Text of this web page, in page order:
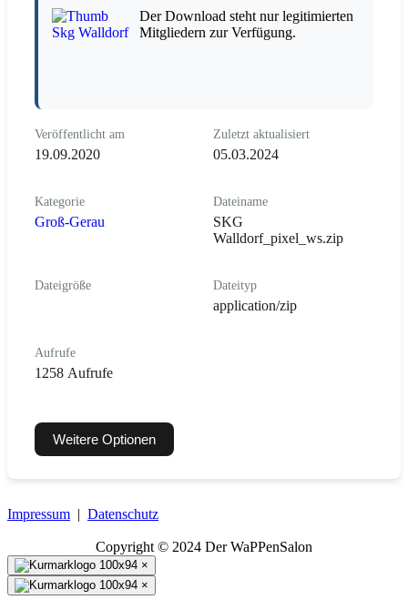
Der Download steht nur legitimierten
Mitgliedern zur Verfügung.
Veröffentlicht am
19.09.2020
Zuletzt aktualisiert
05.03.2024
Kategorie
Groß-Gerau
Dateiname
SKG
Walldorf_pixel_ws.zip
Dateigröße Dateityp
application/zip
Aufrufe
1258 Aufrufe
Weitere Optionen
Impressum | Datenschutz
Copyright © 2024 Der WaPPenSalon
×
×